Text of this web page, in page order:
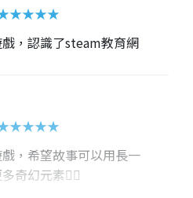
，認識了steam教育網
，希望故事可以用長一
奇幻元素👍🏻